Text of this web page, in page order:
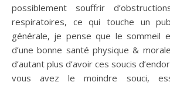
possiblement souffrir
respiratoires, ce qui touche un
générale, je pense que le sommeil
d’une bonne santé physique &
d’autant plus d’avoir ces soucis
vous avez le moindre souci,